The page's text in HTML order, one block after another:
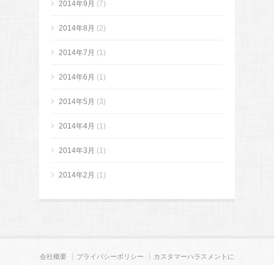
2014年9月 (7)
2014年8月 (2)
2014年7月 (1)
2014年6月 (1)
2014年5月 (3)
2014年4月 (1)
2014年3月 (1)
2014年2月 (1)
会社概要 プライバシーポリシー
カスタマーハラスメントに